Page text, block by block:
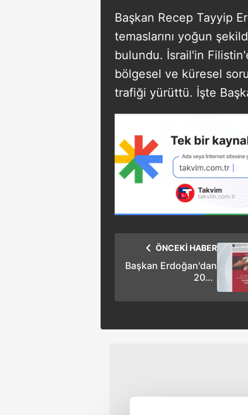
Başkan Recep Tayyip
temaslarını yoğun
bulundu. İsrail'in
bölgesel ve küresel
trafiği yürüttü. İşte
ÖNCEKİ HABER
Başkan Erdoğan'dan
2024